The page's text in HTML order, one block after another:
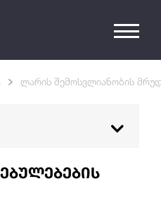
ლარის შემოსვლიანობის